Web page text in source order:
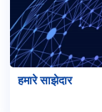
हमारे साझेदार